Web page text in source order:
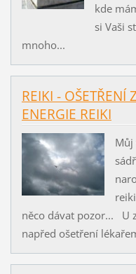
kde
si Vaši
mnoho...
REIKI -
ENERGIE REIKI
Můj
něco dávat pozor... U
napřed ošetření